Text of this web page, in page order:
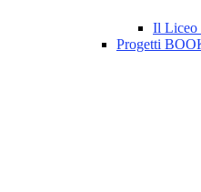
Il Liceo
Progetti